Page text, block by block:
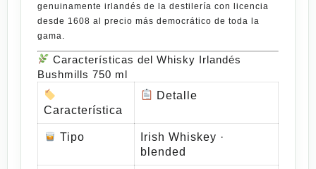
genuinamente irlandés de la destilería con licencia
desde 1608 al precio más democrático de toda la
gama.
Características del Whisky Irlandés
Bushmills 750 ml
Característica
Detalle
Tipo
Irish Whiskey ·
blended